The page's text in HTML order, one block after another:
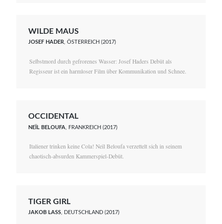
WILDE MAUS
JOSEF HADER , ÖSTERREICH (2017)
Selbstmord durch gefrorenes Wasser: Josef Haders Debüt als
Regisseur ist ein harmloser Film über Kommunikation und Schnee.
OCCIDENTAL
NEÏL BELOUFA , FRANKREICH (2017)
Italiener trinken keine Cola! Neïl Beloufa verzettelt sich in seinem
chaotisch-absurden Kammerspiel-Debüt.
TIGER GIRL
JAKOB LASS , DEUTSCHLAND (2017)